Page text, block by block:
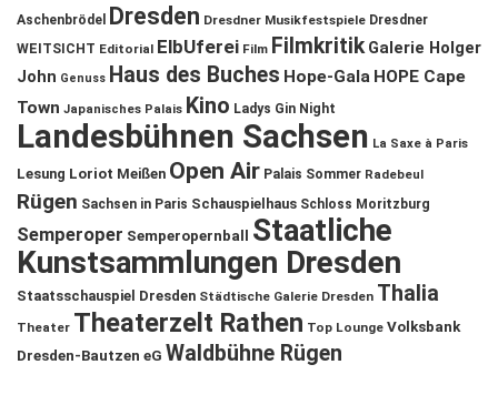
Aschenbrödel
Dresden Dresdner Musikfestspiele Dresdner
WEITSICHT Editorial ElbUferei Film Filmkritik Galerie Holger
John Genuss Haus des Buches Hope-Gala HOPE Cape
Town Japanisches Palais Kino Ladys Gin Night
Landesbühnen Sachsen La Saxe à Paris
Lesung Loriot Meißen Open Air Palais Sommer Radebeul
Rügen Sachsen in Paris Schauspielhaus Schloss Moritzburg
Semperoper Semperopernball
Staatliche
Kunstsammlungen Dresden
Staatsschauspiel Dresden Städtische Galerie Dresden Thalia
Theater Theaterzelt Rathen Top Lounge Volksbank
Dresden-Bautzen eG Waldbühne Rügen